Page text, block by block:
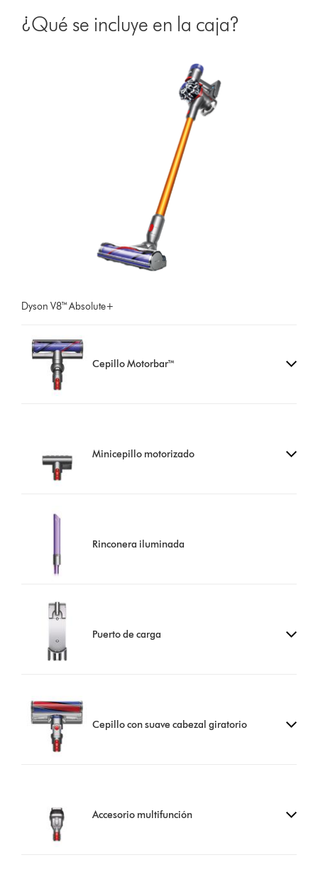
¿Qué se incluye en la caja?
Dyson V8™ Absolute+
Cepillo Motorbar™
Minicepillo motorizado
Rinconera iluminada
Puerto de carga
Cepillo con suave cabezal giratorio
Accesorio multifunción